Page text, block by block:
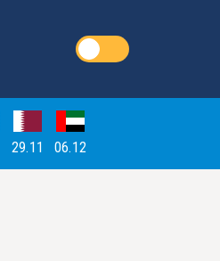
29.11 06.12